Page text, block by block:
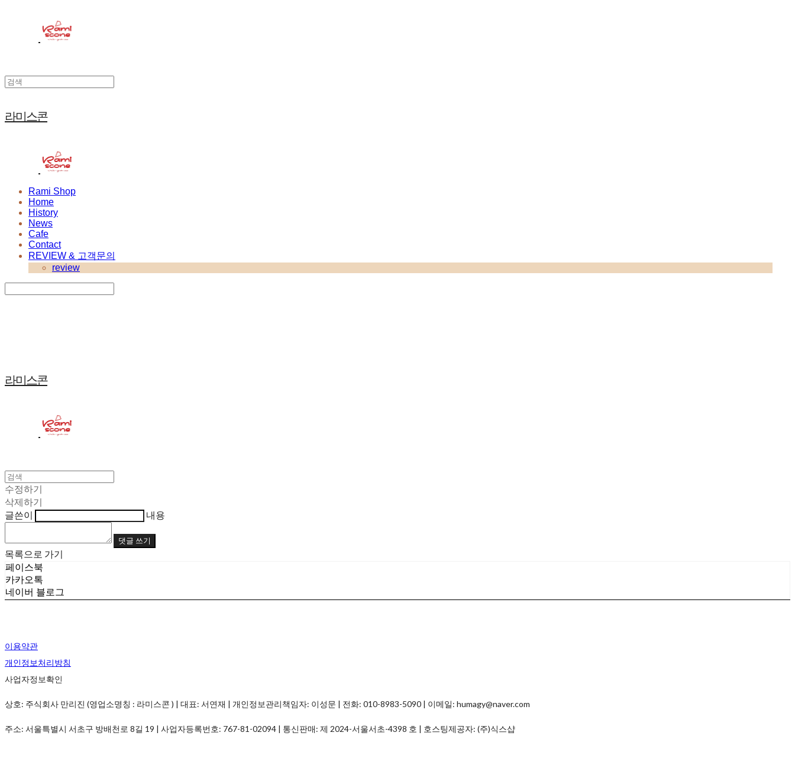
라미스콘
Rami Shop
Home
History
News
Cafe
Contact
REVIEW & 고객문의
review
라미스콘
수정하기
삭제하기
글쓴이
내용
댓글 쓰기
목록으로 가기
페이스북
카카오톡
네이버 블로그
이용약관
개인정보처리방침
사업자정보확인
상호: 주식회사 만리진 (영업소명칭 : 라미스콘 ) | 대표: 서연재 | 개인정보관리책임자: 이성문 | 전화: 010-8983-5090 | 이메일: humagy@naver.com
주소: 서울특별시 서초구 방배천로 8길 19 | 사업자등록번호: 767-81-02094 | 통신판매: 제 2024-서울서초-4398 호 | 호스팅제공자: (주)식스샵